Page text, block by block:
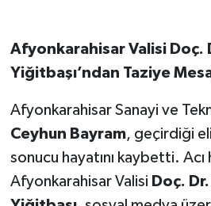
Afyonkarahisar Valisi Doç.
Yiğitbaşı’ndan Taziye
Afyonkarahisar Sanayi ve
Ceyhun Bayram, geçirdiği
sonucu hayatını kaybetti. Acı
Afyonkarahisar Valisi Doç.